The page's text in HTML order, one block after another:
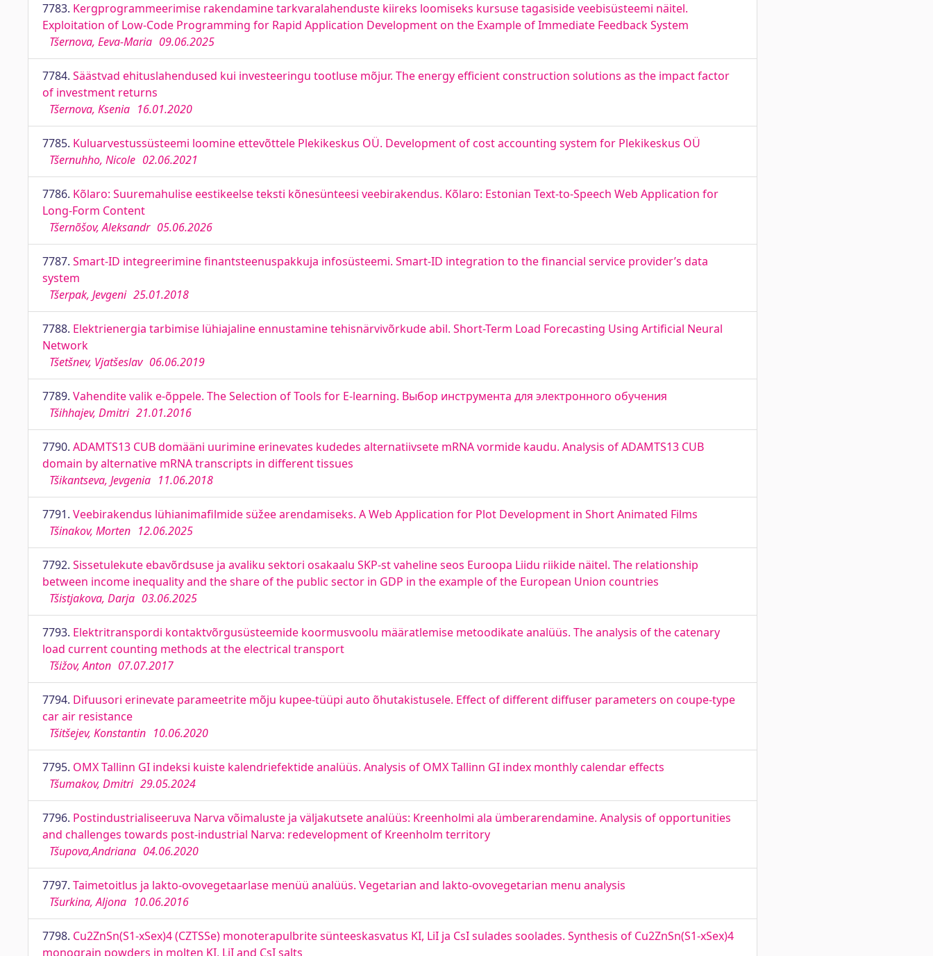
7783. Kergprogrammeerimise rakendamine tarkvaralahenduste kiireks loomiseks kursuse tagasiside veebisüsteemi näitel.
Exploitation of Low-Code Programming for Rapid Application Development on the Example of Immediate Feedback System
Tšernova, Eeva-Maria 09.06.2025
7784. Säästvad ehituslahendused kui investeeringu tootluse mõjur. The energy efficient construction solutions as the impact factor
of investment returns
Tšernova, Ksenia 16.01.2020
7785. Kuluarvestussüsteemi loomine ettevõttele Plekikeskus OÜ. Development of cost accounting system for Plekikeskus OÜ
Tšernuhho, Nicole 02.06.2021
7786. Kõlaro: Suuremahulise eestikeelse teksti kõnesünteesi veebirakendus. Kõlaro: Estonian Text-to-Speech Web Application for
Long-Form Content
Tšernõšov, Aleksandr 05.06.2026
7787. Smart-ID integreerimine finantsteenuspakkuja infosüsteemi. Smart-ID integration to the financial service provider’s data
system
Tšerpak, Jevgeni 25.01.2018
7788. Elektrienergia tarbimise lühiajaline ennustamine tehisnärvivõrkude abil. Short-Term Load Forecasting Using Artificial Neural
Network
Tšetšnev, Vjatšeslav 06.06.2019
7789. Vahendite valik e-õppele. The Selection of Tools for E-learning. Выбор инструмента для электронного обучения
Tšihhajev, Dmitri 21.01.2016
7790. ADAMTS13 CUB domääni uurimine erinevates kudedes alternatiivsete mRNA vormide kaudu. Analysis of ADAMTS13 CUB
domain by alternative mRNA transcripts in different tissues
Tšikantseva, Jevgenia 11.06.2018
7791. Veebirakendus lühianimafilmide süžee arendamiseks. A Web Application for Plot Development in Short Animated Films
Tšinakov, Morten 12.06.2025
7792. Sissetulekute ebavõrdsuse ja avaliku sektori osakaalu SKP-st vaheline seos Euroopa Liidu riikide näitel. The relationship
between income inequality and the share of the public sector in GDP in the example of the European Union countries
Tšistjakova, Darja 03.06.2025
7793. Elektritranspordi kontaktvõrgusüsteemide koormusvoolu määratlemise metoodikate analüüs. The analysis of the catenary
load current counting methods at the electrical transport
Tšižov, Anton 07.07.2017
7794. Difuusori erinevate parameetrite mõju kupee-tüüpi auto õhutakistusele. Effect of different diffuser parameters on coupe-type
car air resistance
Tšitšejev, Konstantin 10.06.2020
7795. OMX Tallinn GI indeksi kuiste kalendriefektide analüüs. Analysis of OMX Tallinn GI index monthly calendar effects
Tšumakov, Dmitri 29.05.2024
7796. Postindustrialiseeruva Narva võimaluste ja väljakutsete analüüs: Kreenholmi ala ümberarendamine. Analysis of opportunities
and challenges towards post-industrial Narva: redevelopment of Kreenholm territory
Tšupova,Andriana 04.06.2020
7797. Taimetoitlus ja lakto-ovovegetaarlase menüü analüüs. Vegetarian and lakto-ovovegetarian menu analysis
Tšurkina, Aljona 10.06.2016
7798. Cu2ZnSn(S1-xSex)4 (CZTSSe) monoterapulbrite sünteeskasvatus KI, LiI ja CsI sulades soolades. Synthesis of Cu2ZnSn(S1-xSex)4
monograin powders in molten KI, LiI and CsI salts